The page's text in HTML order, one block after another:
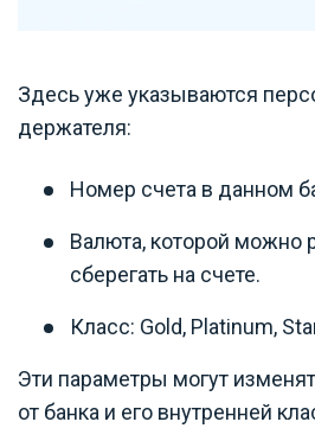
Здесь уже указываются
держателя:
Номер счета в данном
Валюта, которой можно
сберегать на счете.
Класс: Gold, Platinum,
Эти параметры могут
от банка и его внутренней